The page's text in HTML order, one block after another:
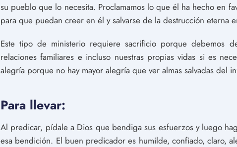
su pueblo que lo necesita. Proclamamos lo que él ha hecho en
para que puedan creer en él y salvarse de la destrucción eterna
Este tipo de ministerio requiere sacrificio porque debemos
relaciones familiares e incluso nuestras propias vidas si es
alegría porque no hay mayor alegría que ver almas salvadas del
Para llevar:
Al predicar, pídale a Dios que bendiga sus esfuerzos y luego
esa bendición. El buen predicador es humilde, confiado, claro,